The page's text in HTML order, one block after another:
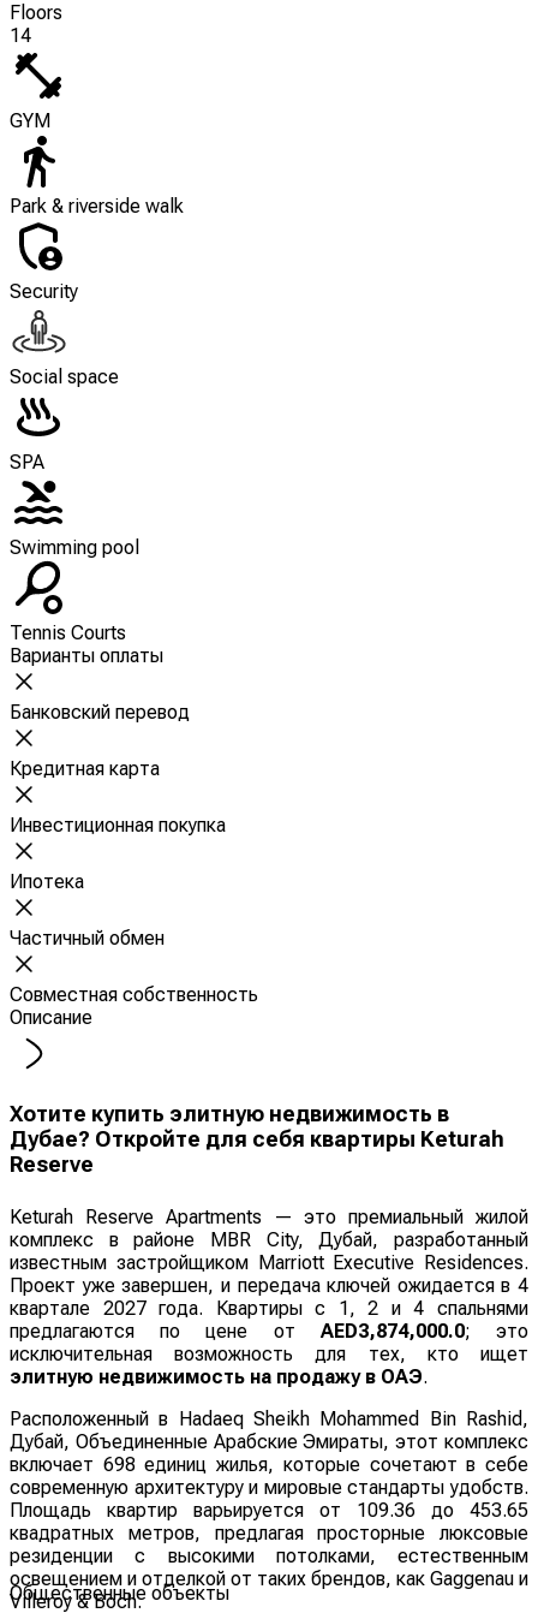
Floors
14
GYM
Park & riverside walk
Security
Social space
SPA
Swimming pool
Tennis Courts
Варианты оплаты
Банковский перевод
Кредитная карта
Инвестиционная покупка
Ипотека
Частичный обмен
Совместная собственность
Описание
Хотите купить элитную недвижимость в
Дубае? Откройте для себя квартиры Keturah
Reserve
Keturah Reserve Apartments — это премиальный жилой
комплекс в районе MBR City, Дубай, разработанный
известным застройщиком Marriott Executive Residences.
Проект уже завершен, и передача ключей ожидается в 4
квартале 2027 года. Квартиры с 1, 2 и 4 спальнями
предлагаются по цене от AED3,874,000.0; это
исключительная возможность для тех, кто ищет
элитную недвижимость на продажу в ОАЭ.
Расположенный в Hadaeq Sheikh Mohammed Bin Rashid,
Дубай, Объединенные Арабские Эмираты, этот комплекс
включает 698 единиц жилья, которые сочетают в себе
современную архитектуру и мировые стандарты удобств.
Площадь квартир варьируется от 109.36 до 453.65
квадратных метров, предлагая просторные люксовые
резиденции с высокими потолками, естественным
освещением и отделкой от таких брендов, как Gaggenau и
Villeroy & Boch.
Общественные объекты